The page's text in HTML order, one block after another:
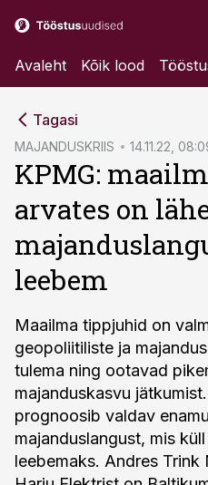
Avaleht Kõik lood
Tagasi
MAJANDUSKRIIS 14.11.22,
KPMG:
arvates on
leebem
Maailma tippjuhid on
geopoliitiliste ja
tulema ning ootavad
majanduskasvu
prognoosib valdav
majanduslangust, mis
leebemaks. Andres